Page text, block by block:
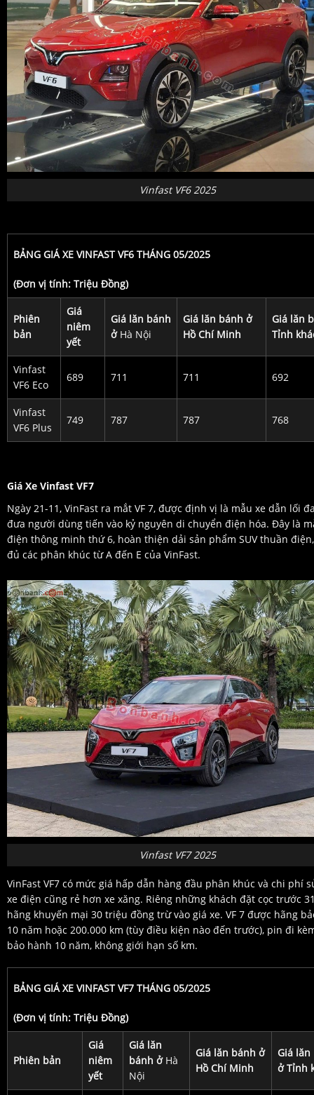
Vinfast VF6 2025
BẢNG GIÁ XE VINFAST VF6 THÁNG 05/2025
(Đơn vị tính: Triệu Đồng)
Phiên
bản
Giá
niêm
yết
Giá lăn bánh
ở Hà Nội
Giá lăn bánh ở
Hồ Chí Minh
Giá lăn
Tỉnh
Vinfast
VF6 Eco
689 711 711 692
Vinfast
VF6 Plus
749 787 787 768
Giá Xe Vinfast VF7
Ngày 21-11, VinFast ra mắt VF 7, được định vị là mẫu xe dẫn lối
đưa người dùng tiến vào kỷ nguyên di chuyển điện hóa. Đây là
điện thông minh thứ 6, hoàn thiện dải sản phẩm SUV thuần
đủ các phân khúc từ A đến E của VinFast.
Vinfast VF7 2025
VinFast VF7 có mức giá hấp dẫn hàng đầu phân khúc và chi phí
xe điện cũng rẻ hơn xe xăng. Riêng những khách đặt cọc trước
hãng khuyến mại 30 triệu đồng trừ vào giá xe. VF 7 được hãng
10 năm hoặc 200.000 km (tùy điều kiện nào đến trước), pin đi
bảo hành 10 năm, không giới hạn số km.
BẢNG GIÁ XE VINFAST VF7 THÁNG 05/2025
(Đơn vị tính: Triệu Đồng)
Phiên bản
Giá
niêm
yết
Giá lăn
bánh ở Hà
Nội
Giá lăn bánh ở
Hồ Chí Minh
Giá
ở Tỉnh